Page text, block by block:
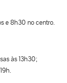
e 8h30 no centro.
às 13h30;